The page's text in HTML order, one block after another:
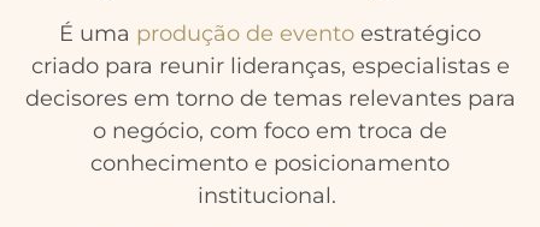
É uma produção de evento estratégico
criado para reunir lideranças, especialistas e
decisores em torno de temas relevantes para
o negócio, com foco em troca de
conhecimento e posicionamento
institucional.